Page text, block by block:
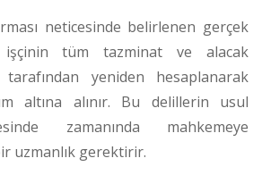
neticesinde belirlenen gerçek
işçinin tüm tazminat ve alacak
yeniden hesaplanarak
altına alınır. Bu delillerin usul
zamanında mahkemeye
uzmanlık gerektirir.